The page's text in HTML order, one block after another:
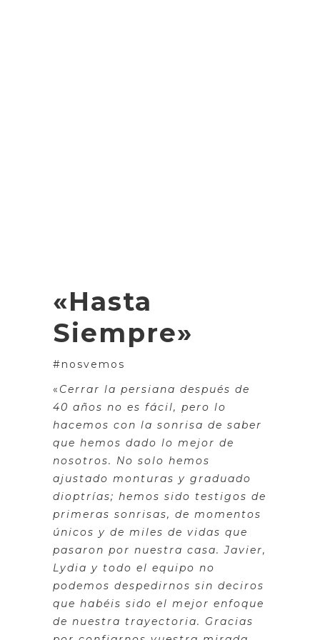
«Hasta
Siempre»
#nosvemos
« Cerrar la persiana después de
40 años no es fácil, pero lo
hacemos con la sonrisa de saber
que hemos dado lo mejor de
nosotros. No solo hemos
ajustado monturas y graduado
dioptrías; hemos sido testigos de
primeras sonrisas, de momentos
únicos y de miles de vidas que
pasaron por nuestra casa. Javier,
Lydia y todo el equipo no
podemos despedirnos sin deciros
que habéis sido el mejor enfoque
de nuestra trayectoria. Gracias